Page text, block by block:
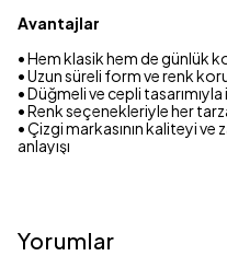
Avantajlar
• Hem klasik hem de günlük
• Uzun süreli form ve renk
• Düğmeli ve cepli tasarımıyla
• Renk seçenekleriyle her
• Çizgi markasının kaliteyi ve
anlayışı
Yorumlar